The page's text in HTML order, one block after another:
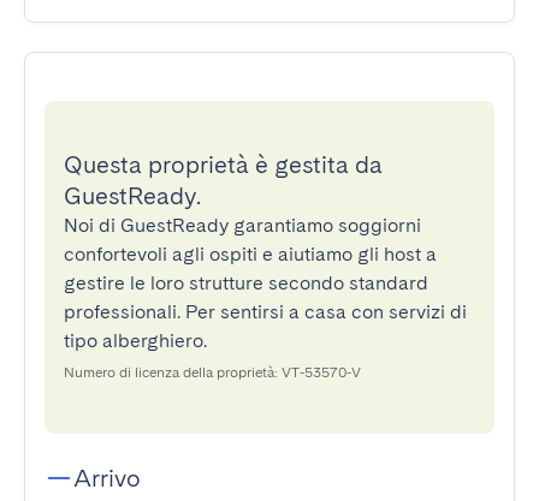
Questa proprietà è gestita da
GuestReady.
Noi di GuestReady garantiamo soggiorni
confortevoli agli ospiti e aiutiamo gli host a
gestire le loro strutture secondo standard
professionali. Per sentirsi a casa con servizi di
tipo alberghiero.
Numero di licenza della proprietà: VT-53570-V
Arrivo